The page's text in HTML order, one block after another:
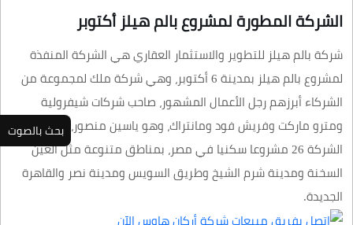
الشركة المطورة لمشروع بالم هيلز أكتوبر
شركة بالم هيلز للتطوير والاستثمار العقاري هي الشركة المنفذة
لمشروع بالم هيلز بمدينة 6 أكتوبر، وهي شركة ملك لمجموعة من
الشركاء أبرزهم رجل الأعمال المشهور، صاحب شركات شيفرولية
ومترو ماركت وفريش فود ومانتراك، وهو ياسين منصور، وتمتلك
الشركة 26 مشروعا سكنيا في مصر، بمناطق متنوعة مثل العين
السخنة ومدينة شرم الشيخ وطريق السويس ومدينة نصر والقاهرة
الجديدة.
بحث بالصوت